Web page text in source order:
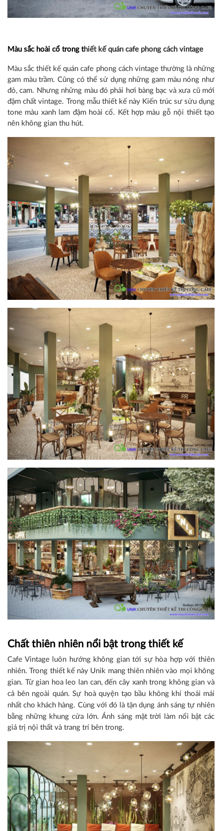
Màu sắc hoài cổ trong thiết kế quán cafe phong cách vintage
Màu sắc thiết kế quán cafe phong cách vintagethường là những
gam màu trầm. Cũng có thể sử dụng những gam màu nóng như
đỏ, cam. Nhưng những màu đó phải hơi bàng bạc và xưa cũ mới
đậm chất vintage. Trong mẫu thiết kế này Kiến trúc sư sửu dụng
tone màu xanh lam đậm hoài cổ. Kết hợp màu gỗ nội thiết tạo
nên không gian thu hút.
Chất thiên nhiên nổi bật trong thiết kế
Cafe Vintage luôn hướng không gian tới sự hòa hợp với thiên
nhiên. Trong thiết kế này Unik mang thiên nhiên vào mọi không
gian. Từ gian hoa leo lan can, đến cây xanh trong không gian và
cả bên ngoài quán. Sự hoà quyện tạo bầu không khí thoải mái
nhất cho khách hàng. Cùng với đó là tận dụng ánh sáng tự nhiên
bằng những khung cửa lớn. Ánh sáng mặt trời làm nổi bật các
giá trị nội thất và trang trí bên trong.